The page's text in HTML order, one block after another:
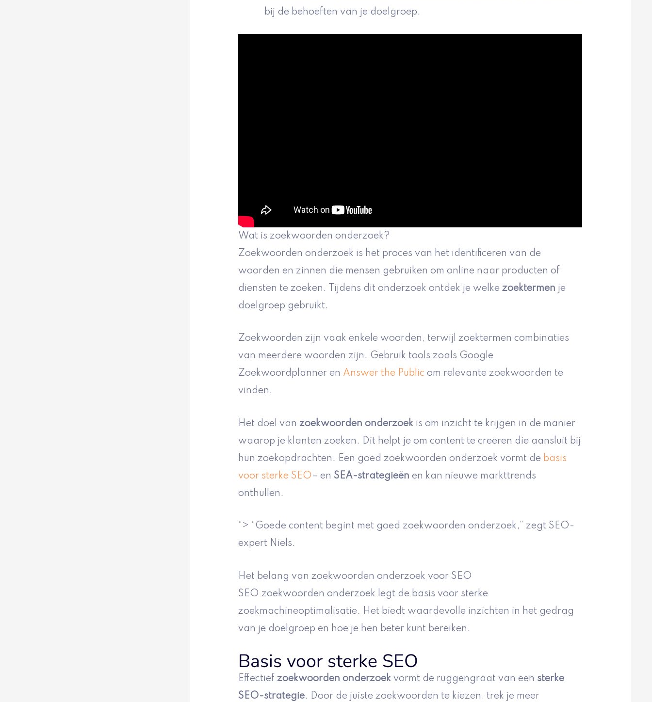
bij de behoeften van je doelgroep.
Wat is zoekwoorden onderzoek?
Zoekwoorden onderzoek is het proces van het identificeren van de
woorden en zinnen die mensen gebruiken om online naar producten of
diensten te zoeken. Tijdens dit onderzoek ontdek je welke zoektermen je
doelgroep gebruikt.
Zoekwoorden zijn vaak enkele woorden, terwijl zoektermen combinaties
van meerdere woorden zijn. Gebruik tools zoals Google
Zoekwoordplanner en Answer the Public om relevante zoekwoorden te
vinden.
Het doel van zoekwoorden onderzoek is om inzicht te krijgen in de manier
waarop je klanten zoeken. Dit helpt je om content te creëren die aansluit bij
hun zoekopdrachten. Een goed zoekwoorden onderzoek vormt de basis
voor sterke SEO – en SEA-strategieën en kan nieuwe markttrends
onthullen.
“> “Goede content begint met goed zoekwoorden onderzoek,” zegt SEO-
expert Niels.
Het belang van zoekwoorden onderzoek voor SEO
SEO zoekwoorden onderzoek legt de basis voor sterke
zoekmachineoptimalisatie. Het biedt waardevolle inzichten in het gedrag
van je doelgroep en hoe je hen beter kunt bereiken.
Basis voor sterke SEO
Effectief zoekwoorden onderzoek vormt de ruggengraat van een sterke
SEO-strategie. Door de juiste zoekwoorden te kiezen, trek je meer